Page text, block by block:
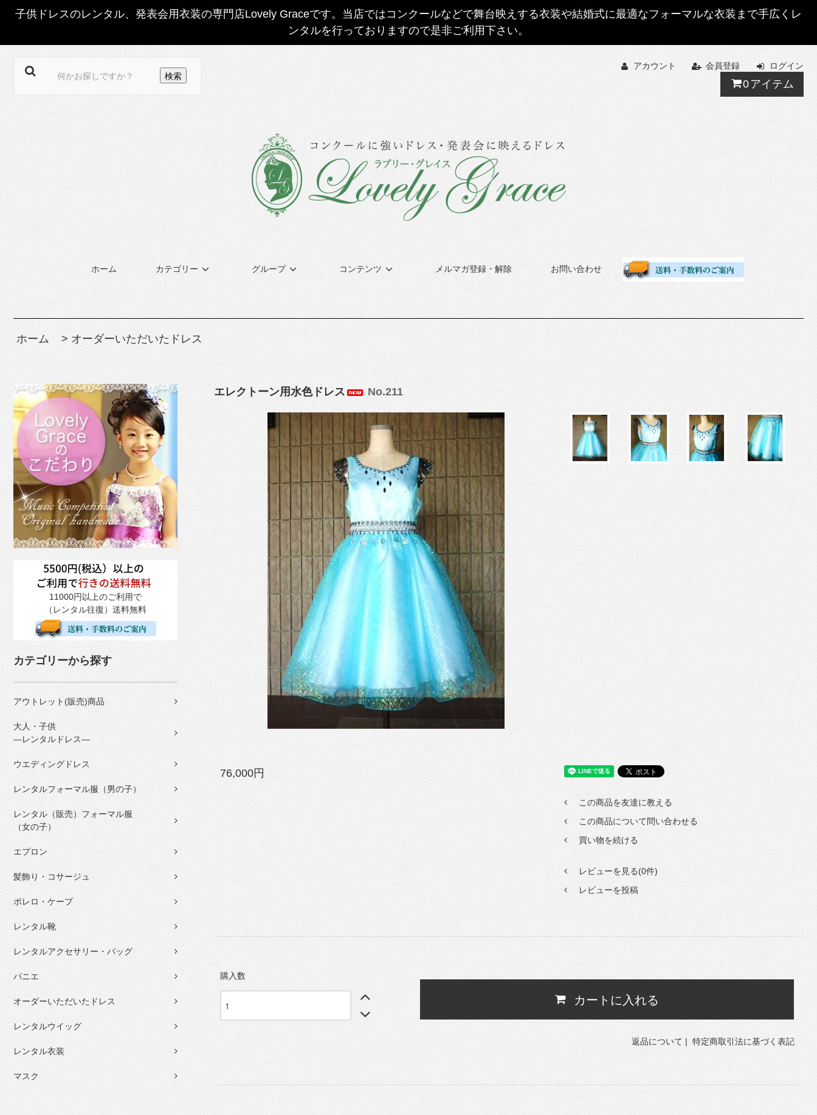
子供ドレスのレンタル、発表会用衣装の専門店Lovely Graceです。当店ではコンクールなどで舞台映えする衣装や結婚式に最適なフォーマルな衣装まで手広くレ
ンタルを行っておりますので是非ご利用下さい。
アカウント 会員登録 ログイン
0アイテム
ホーム カテゴリー グループ コンテンツ メルマガ登録・解除 お問い合わせ
ホーム > オーダーいただいたドレス
11000円以上のご利用で
（レンタル往復）送料無料
カテゴリーから探す
アウトレット(販売)商品
大人・子供
―レンタルドレス―
ウエディングドレス
レンタルフォーマル服（男の子）
レンタル（販売）フォーマル服
（女の子）
エプロン
髪飾り・コサージュ
ボレロ・ケープ
レンタル靴
レンタルアクセサリー・バッグ
パニエ
オーダーいただいたドレス
レンタルウイッグ
レンタル衣装
マスク
エレクトーン用水色ドレス No.211
76,000円
この商品を友達に教える
この商品について問い合わせる
買い物を続ける
レビューを見る(0件)
レビューを投稿
購入数
カートに入れる
返品について | 特定商取引法に基づく表記